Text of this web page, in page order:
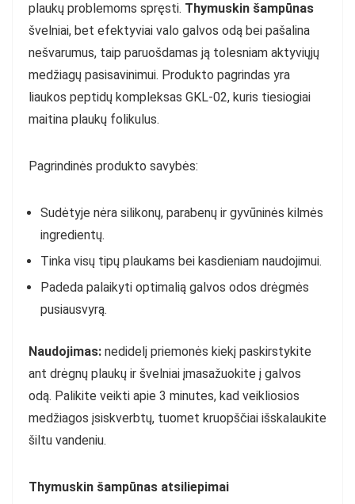
plaukų problemoms spręsti. Thymuskin šampūnas
švelniai, bet efektyviai valo galvos odą bei pašalina
nešvarumus, taip paruošdamas ją tolesniam aktyviųjų
medžiagų pasisavinimui. Produkto pagrindas yra
liaukos peptidų kompleksas GKL-02, kuris tiesiogiai
maitina plaukų folikulus.
Pagrindinės produkto savybės:
Sudėtyje nėra silikonų, parabenų ir gyvūninės kilmės
ingredientų.
Tinka visų tipų plaukams bei kasdieniam naudojimui.
Padeda palaikyti optimalią galvos odos drėgmės
pusiausvyrą.
Naudojimas: nedidelį priemonės kiekį paskirstykite
ant drėgnų plaukų ir švelniai įmasažuokite į galvos
odą. Palikite veikti apie 3 minutes, kad veikliosios
medžiagos įsiskverbtų, tuomet kruopščiai išskalaukite
šiltu vandeniu.
Thymuskin šampūnas atsiliepimai